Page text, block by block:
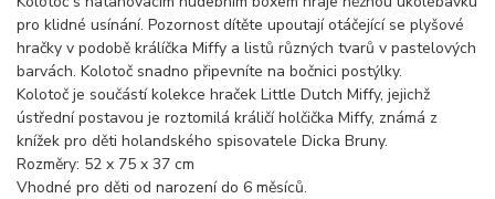
pro klidné usínání. Pozornost dítěte upoutají otáčející se plyšové
hračky v podobě králíčka Miffy a listů různých tvarů v pastelových
barvách. Kolotoč snadno připevníte na bočnici postýlky.
Kolotoč je součástí kolekce hraček Little Dutch Miffy, jejichž
ústřední postavou je roztomilá králičí holčička Miffy, známá z
knížek pro děti holandského spisovatele Dicka Bruny.
Rozměry: 52 x 75 x 37 cm
Vhodné pro děti od narození do 6 měsíců.